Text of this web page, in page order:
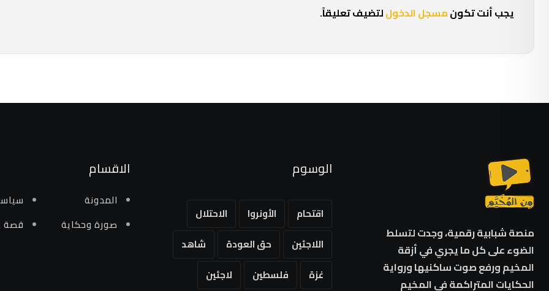
يجب أنت تكونمسجل الدخوللتضيف تعليقاً.
منصة شبابية رقمية، وجدت لتسلط
الضوء على كل ما يجري في أزقة
المخيم ورفع صوت ساكنيها ورواية
الحكايات المتراكمة في المخيم
الوسوم
اقتحام الأونروا
الاحتلال
اللاجئين
حق العودة
شاهد
غزة
فلسطين لاجئين
الاقسام
المدونة
صورة وحكاية
قصة